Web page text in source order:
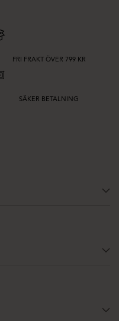
FRI FRAKT ÖVER 799 KR
SÄKER BETALNING